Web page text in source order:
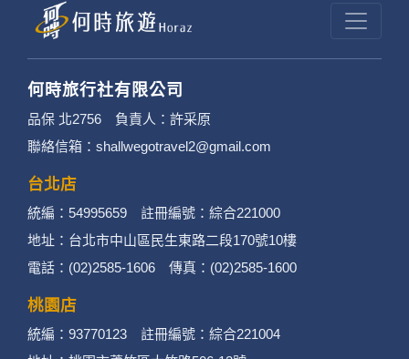
何時旅行社有限公司
品保 北2756 負責人：許采原
聯絡信箱：shallwegotravel2@gmail.com
台北店
統編：54995659 註冊編號：綜合221000
地址：台北市中山區民生東路二段170號10樓
電話：(02)2585-1606 傳真：(02)2585-1600
桃園店
統編：93770123 註冊編號：綜合221004